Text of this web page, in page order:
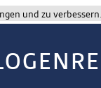
und zu